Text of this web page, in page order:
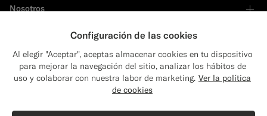
Comprar el look
Nosotros
Líder en sostenibilidad
Configuración de las cookies
Al elegir "Aceptar", aceptas almacenar cookies en tu dispositivo
para mejorar la navegación del sitio, analizar los hábitos de
uso y colaborar con nuestra labor de marketing. Ver la política
de cookies